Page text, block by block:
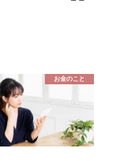
お金のこと